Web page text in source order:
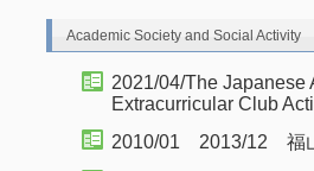
Academic Society and Social Activity
2021/04/The Japanese
Extracurricular Club
2010/01 2013/12 福